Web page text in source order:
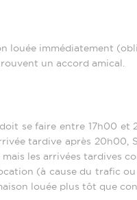
louée immédiatement
un accord amical.
se faire entre 17h00
tardive après
mais les arrivées tardives
(à cause du trafic ou
louée plus tôt que